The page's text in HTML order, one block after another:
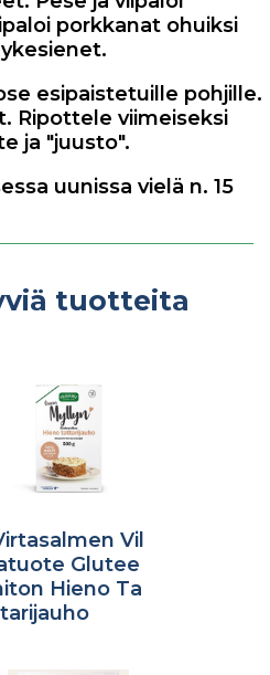
porkkanat ohuiksi
esipaistetuille pohjille.
Ripottele viimeiseksi
ja "juusto".
uunissa vielä n. 15
tuotteita
Vil
Glutee
Hieno Ta